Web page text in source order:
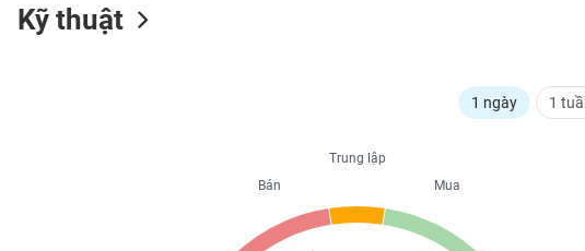
Kỹ thuật
1 ngày 1
Trung lập
Mua
Bán
SINH